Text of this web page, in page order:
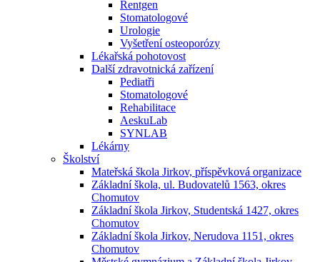
Rentgen
Stomatologové
Urologie
Vyšetření osteoporózy
Lékařská pohotovost
Další zdravotnická zařízení
Pediatři
Stomatologové
Rehabilitace
AeskuLab
SYNLAB
Lékárny
Školství
Mateřská škola Jirkov, příspěvková organizace
Základní škola, ul. Budovatelů 1563, okres
Chomutov
Základní škola Jirkov, Studentská 1427, okres
Chomutov
Základní škola Jirkov, Nerudova 1151, okres
Chomutov